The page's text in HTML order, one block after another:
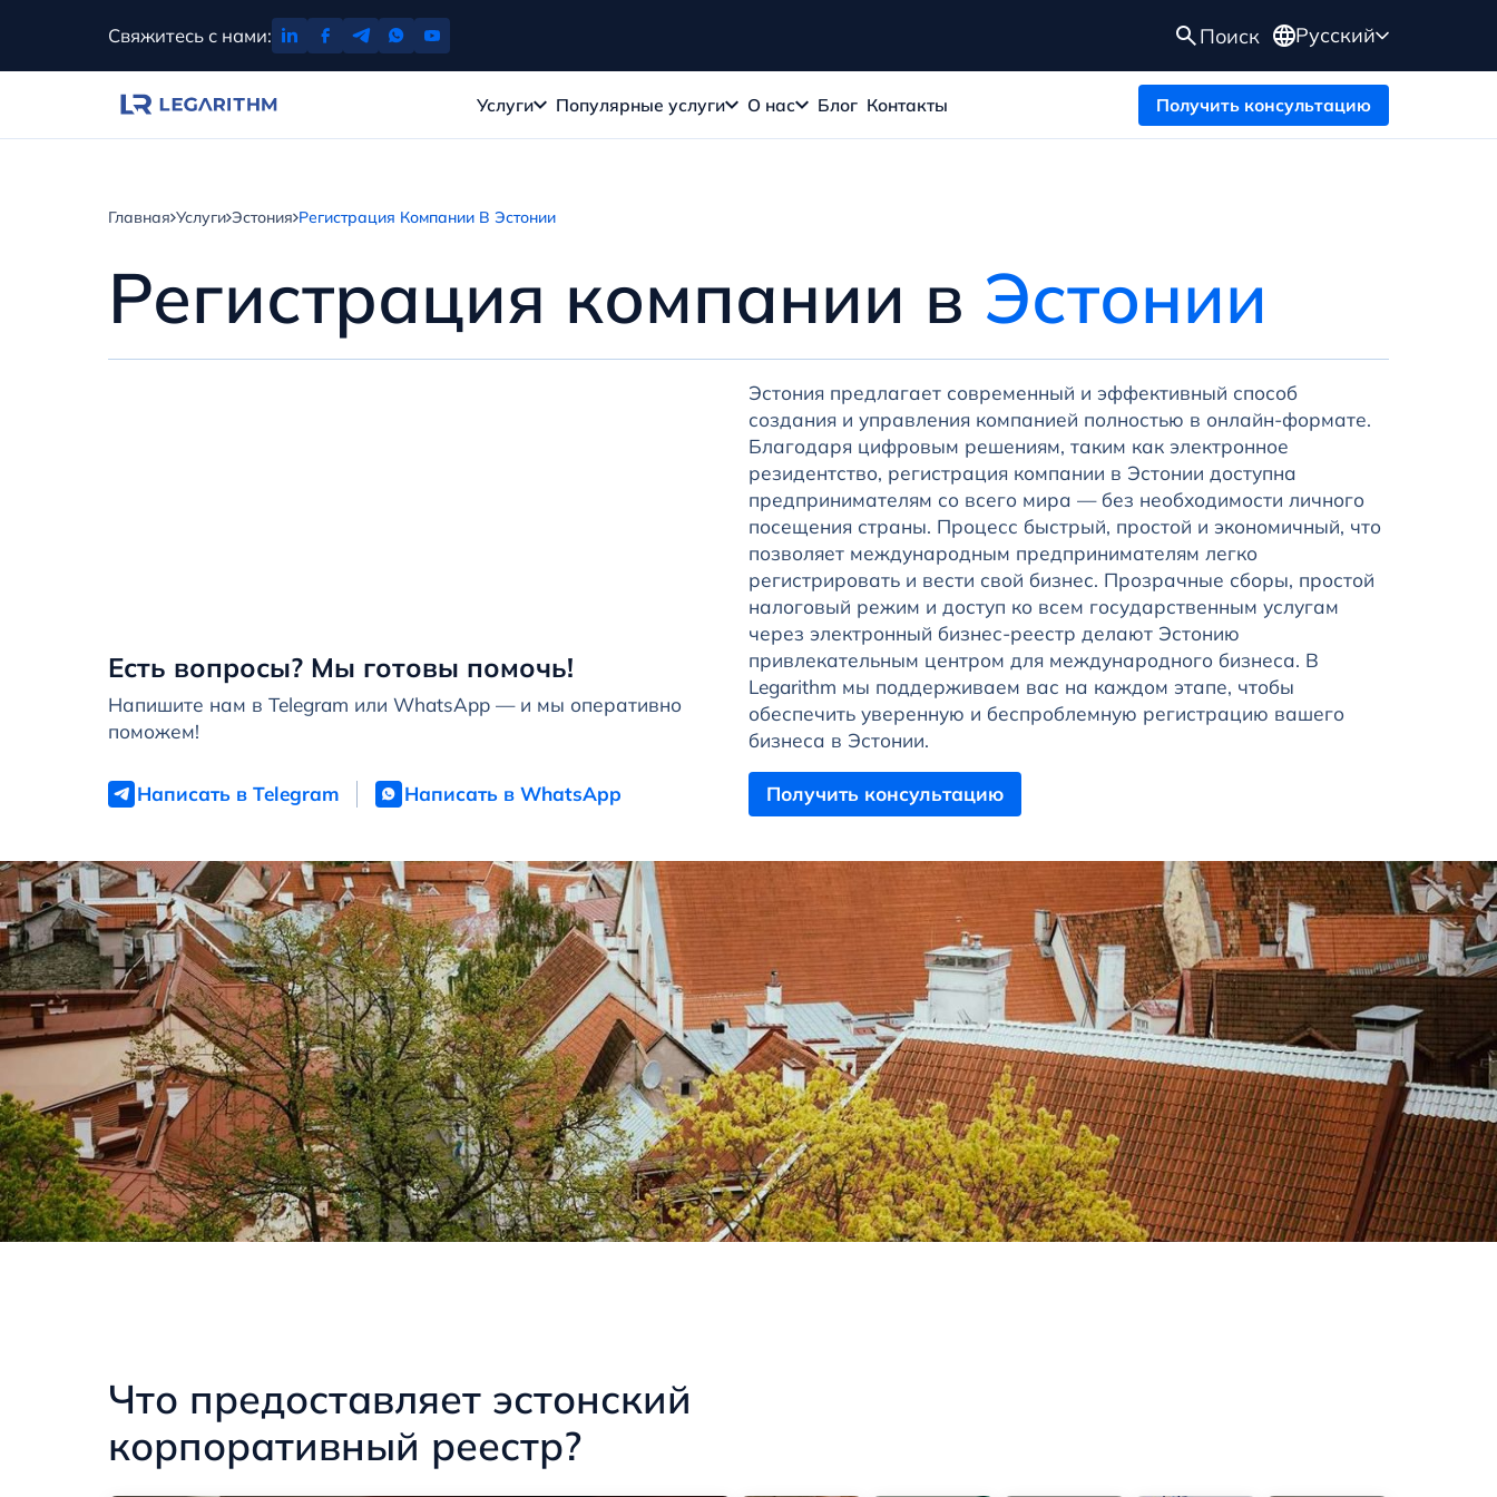
Свяжитесь с нами: Поиск Русский
Услуги Популярные услуги О нас Блог Контакты Получить консультацию
Главная Услуги Эстония Регистрация Компании В Эстонии
Регистрация компании в Эстонии
Есть вопросы? Мы готовы помочь!
Напишите нам в Telegram или WhatsApp — и мы оперативно
поможем!
Написать в Telegram Написать в WhatsApp
Эстония предлагает современный и эффективный способ
создания и управления компанией полностью в онлайн-формате.
Благодаря цифровым решениям, таким как электронное
резидентство, регистрация компании в Эстонии доступна
предпринимателям со всего мира — без необходимости личного
посещения страны. Процесс быстрый, простой и экономичный, что
позволяет международным предпринимателям легко
регистрировать и вести свой бизнес. Прозрачные сборы, простой
налоговый режим и доступ ко всем государственным услугам
через электронный бизнес-реестр делают Эстонию
привлекательным центром для международного бизнеса. В
Legarithm мы поддерживаем вас на каждом этапе, чтобы
обеспечить уверенную и беспроблемную регистрацию вашего
бизнеса в Эстонии.
Получить консультацию
Что предоставляет эстонский
корпоративный реестр?